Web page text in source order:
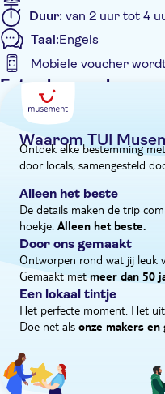
zien of niet, dit luxe dagje
vakantie met je familie.
Duur: van 2 uur tot 4
Taal:Engels
Mobiele voucher
Extra kenmerken
Instant confirmation
Met maaltijd
E-Voucher
Waarom TUI
Ontdek elke bestemming
door locals, samengesteld
Alleen het beste
De details maken de trip
hoekje. Alleen het beste.
Door ons gemaakt
Ontworpen rond wat jij leuk
Gemaakt met meer dan 50
Een lokaal tintje
Het perfecte moment. Het
Doe net als onze makers